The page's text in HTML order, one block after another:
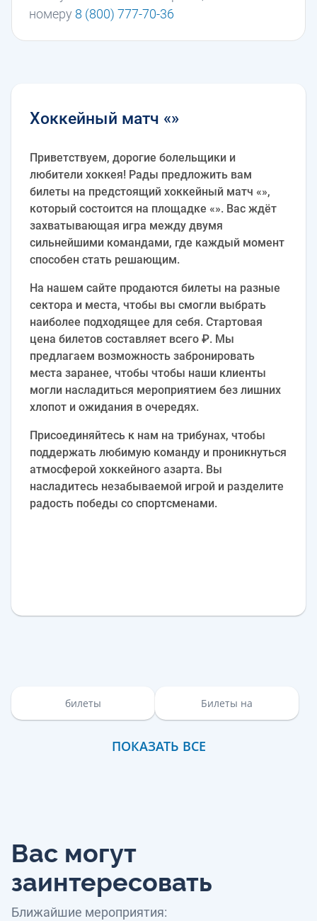
номеру 8 (800) 777-70-36
Хоккейный матч «»
Приветствуем, дорогие болельщики и
любители хоккея! Рады предложить вам
билеты на предстоящий хоккейный матч «»,
который состоится на площадке «». Вас ждёт
захватывающая игра между двумя
сильнейшими командами, где каждый момент
способен стать решающим.
На нашем сайте продаются билеты на разные
сектора и места, чтобы вы смогли выбрать
наиболее подходящее для себя. Стартовая
цена билетов составляет всего ₽. Мы
предлагаем возможность забронировать
места заранее, чтобы чтобы наши клиенты
могли насладиться мероприятием без лишних
хлопот и ожидания в очередях.
Присоединяйтесь к нам на трибунах, чтобы
поддержать любимую команду и проникнуться
атмосферой хоккейного азарта. Вы
насладитесь незабываемой игрой и разделите
радость победы со спортсменами.
билеты Билеты на
ПОКАЗАТЬ ВСЕ
Вас могут
заинтересовать
Ближайшие мероприятия: